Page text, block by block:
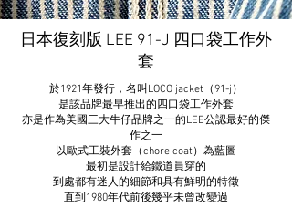
日本復刻版 LEE 91-J 四口袋工作外
套
於1921年發行，名叫LOCO jacket（91-j）
是該品牌最早推出的四口袋工作外套
亦是作為美國三大牛仔品牌之一的LEE公認最好的傑
作之一
以歐式工裝外套（chore coat）為藍圖
最初是設計給鐵道員穿的
到處都有迷人的細節和具有鮮明的特徵
直到1980年代前後幾乎未曾改變過